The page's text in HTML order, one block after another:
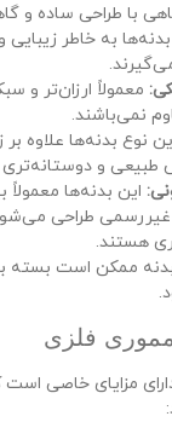
با طراحی ساده و
به خاطر زیبایی
معمولاً ارزان‌تر و
نمی‌باشند.
نوع بدنه‌ها علاوه
و دوستانه‌تری
این بدنه‌ها معمولاً
غیررسمی طراحی
هستند.
بدنه ممکن است بسته
فلزی
مزایای خاصی است